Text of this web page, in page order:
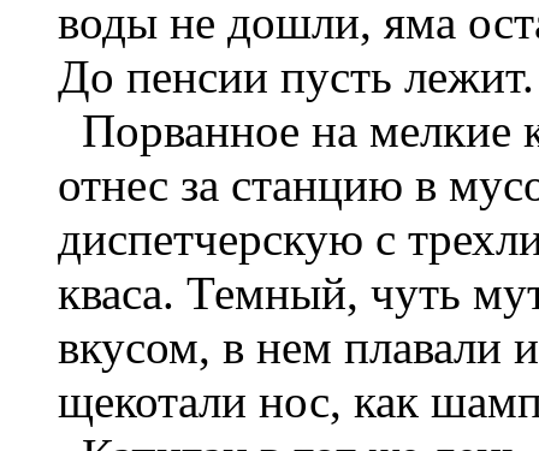
воды не дошли, яма
До пенсии пусть
Порванное на мелкие
отнес за станцию в
диспетчерскую с
кваса. Темный, чуть
вкусом, в нем плавали
щекотали нос, как